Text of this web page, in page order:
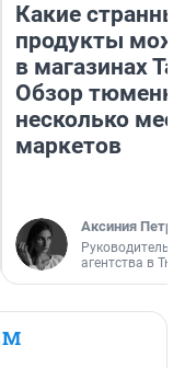
Какие
продукты
в магазинах
Обзор
несколько
маркетов
Аксиния
Руководитель
агентства в